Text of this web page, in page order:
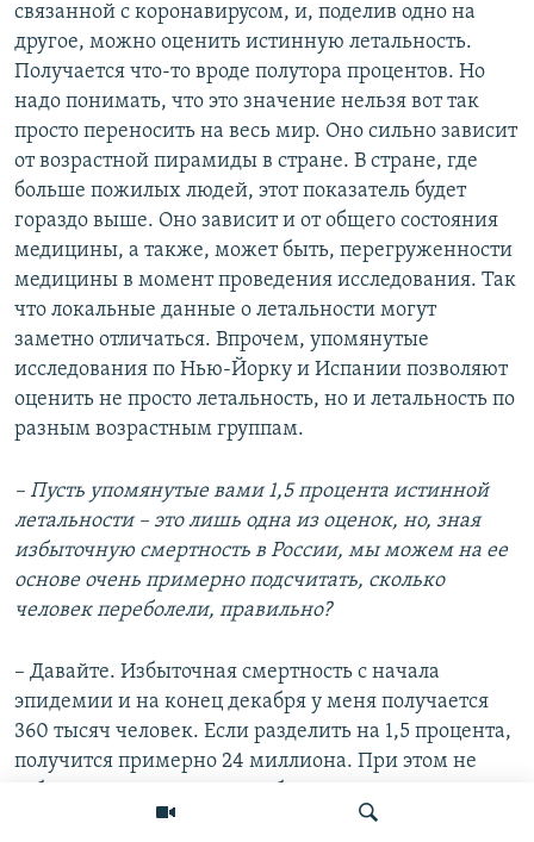
связанной с коронавирусом, и, поделив одно на
другое, можно оценить истинную летальность.
Получается что-то вроде полутора процентов. Но
надо понимать, что это значение нельзя вот так
просто переносить на весь мир. Оно сильно зависит
от возрастной пирамиды в стране. В стране, где
больше пожилых людей, этот показатель будет
гораздо выше. Оно зависит и от общего состояния
медицины, а также, может быть, перегруженности
медицины в момент проведения исследования. Так
что локальные данные о летальности могут
заметно отличаться. Впрочем, упомянутые
исследования по Нью-Йорку и Испании позволяют
оценить не просто летальность, но и летальность по
разным возрастным группам.
– Пусть упомянутые вами 1,5 процента истинной
летальности – это лишь одна из оценок, но, зная
избыточную смертность в России, мы можем на ее
основе очень примерно подсчитать, сколько
человек переболели, правильно?
– Давайте. Избыточная смертность с начала
эпидемии и на конец декабря у меня получается
360 тысяч человек. Если разделить на 1,5 процента,
получится примерно 24 миллиона. При этом не
была, наверное, примерно такая же, как в декабре,